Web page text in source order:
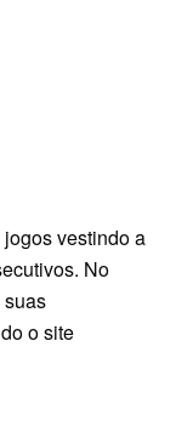
vestindo a
No
o site